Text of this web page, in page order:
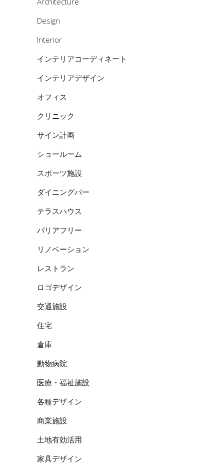
Design
Interior
インテリアコーディネート
インテリアデザイン
オフィス
クリニック
サイン計画
ショールーム
スポーツ施設
ダイニングバー
テラスハウス
バリアフリー
リノベーション
レストラン
ロゴデザイン
交通施設
住宅
倉庫
動物病院
医療・福祉施設
各種デザイン
商業施設
土地有効活用
家具デザイン